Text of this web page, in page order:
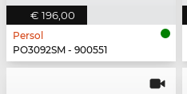
€ 196,00
Persol
PO3092SM - 900551